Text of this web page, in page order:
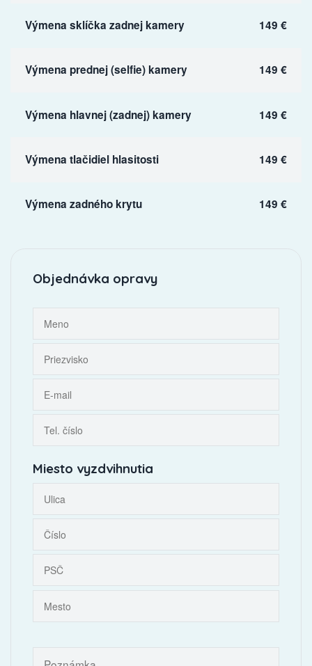
Výmena sklíčka zadnej kamery 149 €
Výmena prednej (selfie) kamery 149 €
Výmena hlavnej (zadnej) kamery 149 €
Výmena tlačidiel hlasitosti 149 €
Výmena zadného krytu 149 €
Objednávka opravy
Miesto vyzdvihnutia